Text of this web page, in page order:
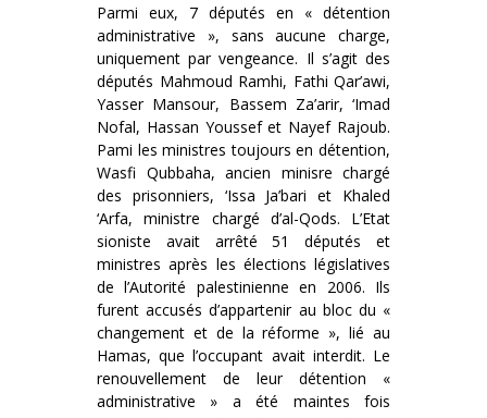
Parmi eux, 7 députés en « détention
administrative », sans aucune charge,
uniquement par vengeance. Il s’agit des
députés Mahmoud Ramhi, Fathi Qar’awi,
Yasser Mansour, Bassem Za’arir, ‘Imad
Nofal, Hassan Youssef et Nayef Rajoub.
Pami les ministres toujours en détention,
Wasfi Qubbaha, ancien minisre chargé
des prisonniers, ‘Issa Ja’bari et Khaled
‘Arfa, ministre chargé d’al-Qods. L’Etat
sioniste avait arrêté 51 députés et
ministres après les élections législatives
de l’Autorité palestinienne en 2006. Ils
furent accusés d’appartenir au bloc du «
changement et de la réforme », lié au
Hamas, que l’occupant avait interdit. Le
renouvellement de leur détention «
administrative » a été maintes fois